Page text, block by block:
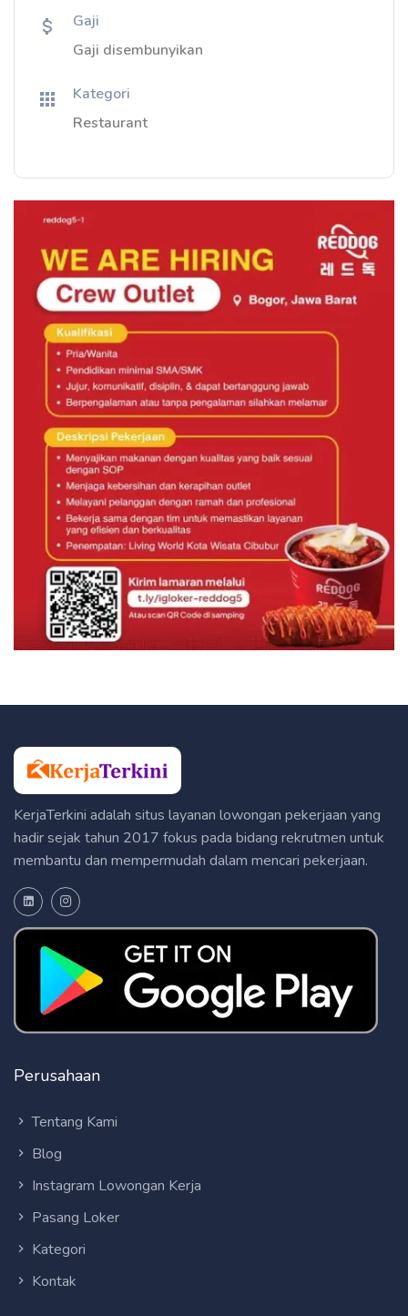
Gaji
Gaji disembunyikan
Kategori
Restaurant
KerjaTerkini adalah situs layanan lowongan pekerjaan yang
hadir sejak tahun 2017 fokus pada bidang rekrutmen untuk
membantu dan mempermudah dalam mencari pekerjaan.
Perusahaan
Tentang Kami
Blog
Instagram Lowongan Kerja
Pasang Loker
Kategori
Kontak